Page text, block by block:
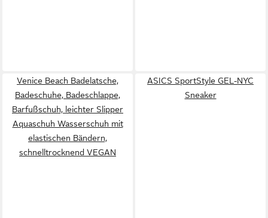
Venice Beach Badelatsche,
Badeschuhe, Badeschlappe,
Barfußschuh, leichter Slipper
Aquaschuh Wasserschuh mit
elastischen Bändern,
schnelltrocknend VEGAN
ASICS SportStyle GEL-NYC
Sneaker